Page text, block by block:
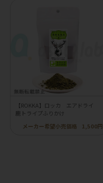
【ROKKA】ロッカ エアドライ
鹿トライプふりかけ
メーカー希望小売価格
1,500円